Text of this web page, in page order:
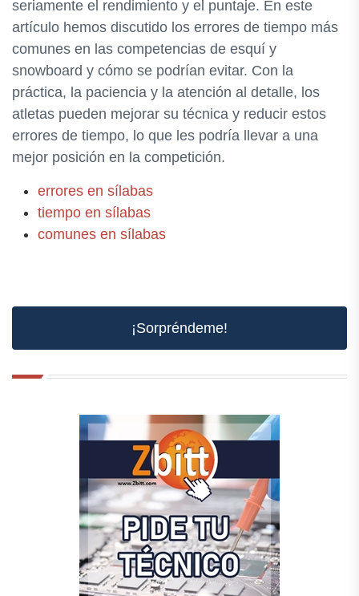
seriamente el rendimiento y el puntaje. En este
artículo hemos discutido los errores de tiempo más
comunes en las competencias de esquí y
snowboard y cómo se podrían evitar. Con la
práctica, la paciencia y la atención al detalle, los
atletas pueden mejorar su técnica y reducir estos
errores de tiempo, lo que les podría llevar a una
mejor posición en la competición.
errores en sílabas
tiempo en sílabas
comunes en sílabas
¡Sorpréndeme!